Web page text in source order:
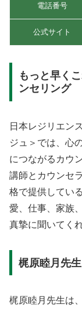
電話番号
公式サイト
もっと早く
ンセリング
日本レジリエン
ジュ＞では、心
につながるカウ
講師とカウンセ
格で提供してい
愛、仕事、家族
真摯に聞いてく
梶原睦月先生
梶原睦月先生は